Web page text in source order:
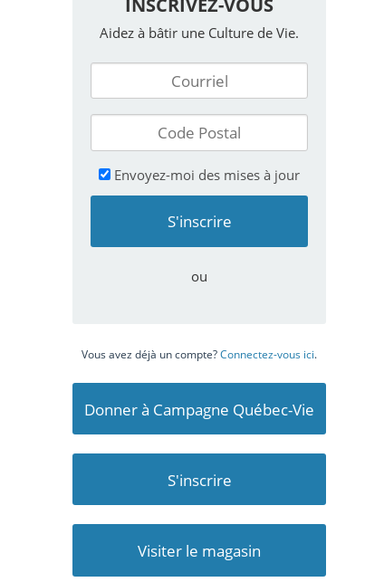
Aidez à bâtir une Culture de Vie.
Envoyez-moi des mises à jour
ou
Vous avez déjà un compte?Connectez-vous ici.
Donner à Campagne Québec-Vie
S'inscrire
Visiter le magasin